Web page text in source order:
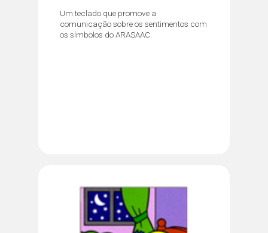
Um teclado que promove a
comunicação sobre os sentimentos com
os símbolos do ARASAAC.